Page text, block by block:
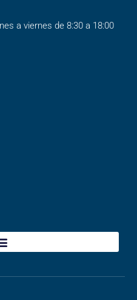
a viernes de 8:30 a 18:00